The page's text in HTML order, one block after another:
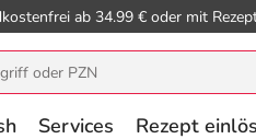
ab 34.99 € oder mit
Services Rezept